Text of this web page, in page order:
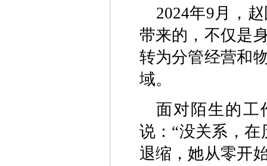
2024年9月，
带来的，不仅是
转为分管经营和
域。
面对陌生的工
说：“没关系，
退缩，她从零开